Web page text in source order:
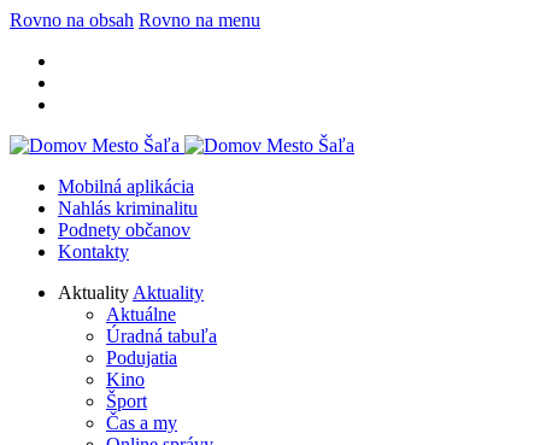
Rovno na obsah Rovno na menu
Mobilná aplikácia
Nahlás kriminalitu
Podnety občanov
Kontakty
Aktuality Aktuality
Aktuálne
Úradná tabuľa
Podujatia
Kino
Šport
Čas a my